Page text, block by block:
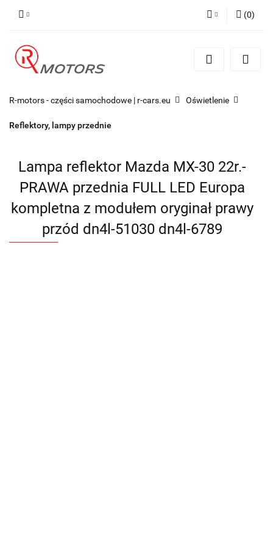
Zarejestruj się
(0)
R-motors - części samochodowe | r-cars.eu Oświetlenie
Reflektory, lampy przednie
Lampa reflektor Mazda MX-30 22r.-
PRAWA przednia FULL LED Europa
kompletna z modułem oryginał prawy
przód dn4l-51030 dn4l-6789